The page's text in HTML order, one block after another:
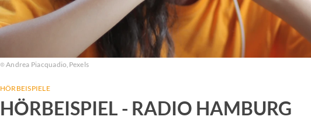
Job Spots & Employer Branding
Online Audio Kalkulator
Radio Hamburg Jobmesse
Andrea Piacquadio, Pexels
HÖRBEISPIELE
HÖRBEISPIEL - RADIO HAMBURG